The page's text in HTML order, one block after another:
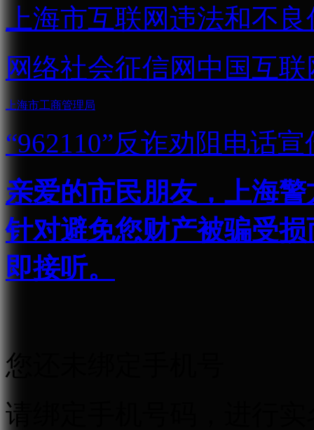
上海市互联网违法和不
网络社会征信网 中国互
上海市工商管理局
“962110”反诈劝阻电话宣
亲爱的市民朋友，上海
针对避免您财产被骗受
即接听。
您还未绑定手机号
请绑定手机号码，进行